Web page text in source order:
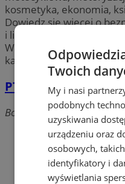
kosmetyka, ekonomia,
Dowiedz się więcej o
i liceach
Wybierz
kursy
karierę!
PTH DVZ Adam
Boczna, 44-240 Żory
Twoich
My i nasi
podobnych
uzyskiwania
urządzeniu oraz
osobowych,
identyfikatory i
wyświetlania